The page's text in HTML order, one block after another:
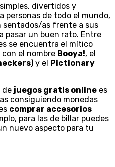
divertidos y
personas de todo el mundo,
sentados/as frente a sus
pasar un buen rato. Entre
se encuentra el mítico
el nombre Booya!, el
) y el Pictionary
de juegos gratis online es
consiguiendo monedas
comprar accesorios
para las de billar puedes
nuevo aspecto para tu